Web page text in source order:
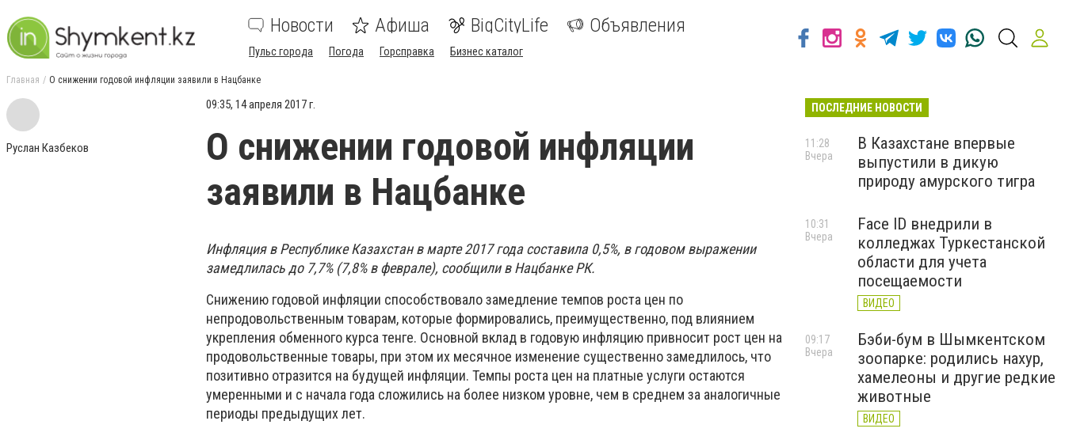
Новости Афиша BigCityLife Объявления
Пульс города Погода Горсправка Бизнес каталог
Главная О снижении годовой инфляции заявили в Нацбанке
Руслан Казбеков
09:35, 14 апреля 2017 г.
О снижении годовой инфляции
заявили в Нацбанке
Инфляция в Республике Казахстан в марте 2017 года составила 0,5%, в годовом выражении
замедлилась до 7,7% (7,8% в феврале), сообщили в Нацбанке РК.
Снижению годовой инфляции способствовало замедление темпов роста цен по
непродовольственным товарам, которые формировались, преимущественно, под влиянием
укрепления обменного курса тенге. Основной вклад в годовую инфляцию привносит рост цен на
продовольственные товары, при этом их месячное изменение существенно замедлилось, что
позитивно отразится на будущей инфляции. Темпы роста цен на платные услуги остаются
умеренными и с начала года сложились на более низком уровне, чем в среднем за аналогичные
периоды предыдущих лет.
ПОСЛЕДНИЕ НОВОСТИ
В Казахстане впервые
выпустили в дикую
природу амурского тигра
11:28
Вчера
Face ID внедрили в
колледжах Туркестанской
области для учета
посещаемости
ВИДЕО
10:31
Вчера
Бэби-бум в Шымкентском
зоопарке: родились нахур,
хамелеоны и другие редкие
животные
ВИДЕО
09:17
Вчера